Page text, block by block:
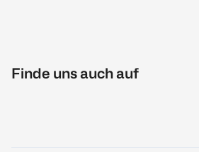
Finde uns auch auf